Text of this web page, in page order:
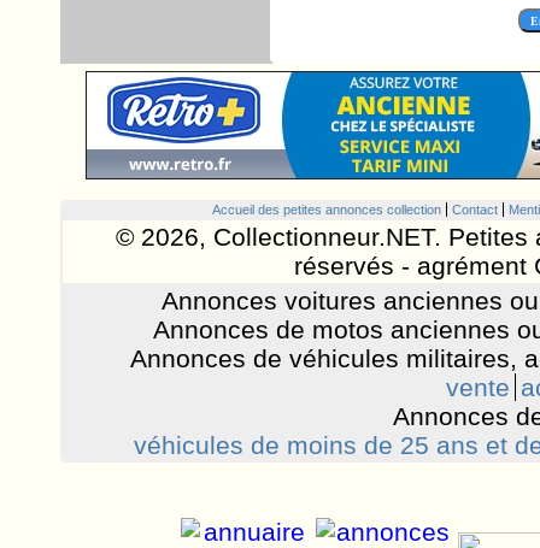
Accueil des petites annonces collection Contact
© 2026, Collectionneur.NET.
réservés - agrément
Annonces voitures anciennes
Annonces de motos anciennes
Annonces de véhicules militaires,
vente
Annonces
véhicules de moins de 25 ans et